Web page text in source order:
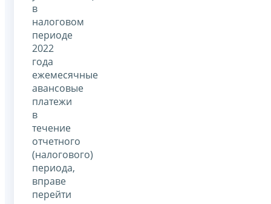
в
налоговом
периоде
2022
года
ежемесячные
авансовые
платежи
в
течение
отчетного
(налогового)
периода,
вправе
перейти